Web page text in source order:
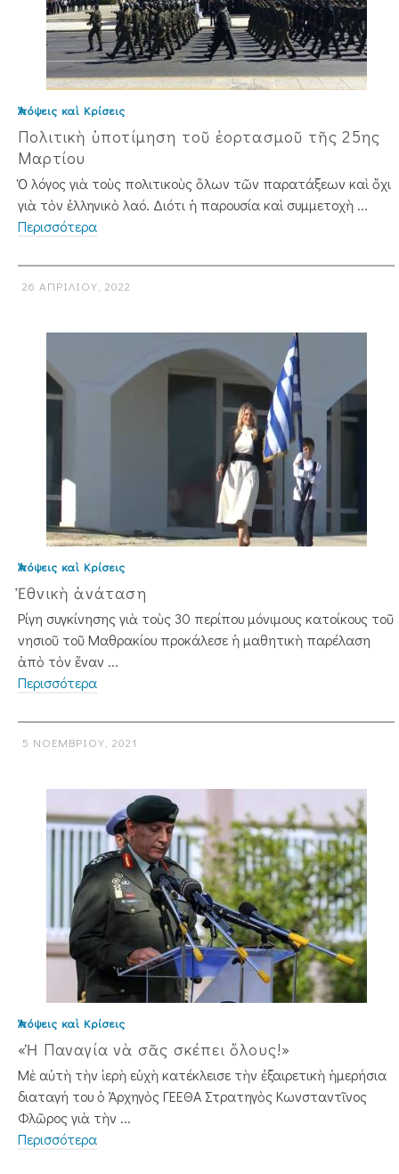
Ἀπόψεις καὶ Κρίσεις
Πολιτικὴ ὑποτίμηση τοῦ ἑορτασμοῦ τῆς 25ης
Μαρτίου
Ὁ λόγος γιὰ τοὺς πολιτικοὺς ὅλων τῶν παρατάξεων καὶ ὄχι
γιὰ τὸν ἑλληνικὸ λαό. Διότι ἡ παρουσία καὶ συμμετοχὴ ...
Περισσότερα
26 ΑΠΡΙΛΊΟΥ, 2022
Ἀπόψεις καὶ Κρίσεις
Ἐθνικὴ ἀνάταση
Ρίγη συγκίνησης γιὰ τοὺς 30 περίπου μόνιμους κατοίκους τοῦ
νησιοῦ τοῦ Μαθρακίου προκάλεσε ἡ μαθητικὴ παρέλα­ση
ἀπὸ τὸν ἕναν ...
Περισσότερα
5 ΝΟΕΜΒΡΊΟΥ, 2021
Ἀπόψεις καὶ Κρίσεις
«Ἡ Παναγία νὰ σᾶς σκέπει ὅλους!»
Μὲ αὐτὴ τὴν ἱερὴ εὐχὴ κατέκλεισε τὴν ἐξαιρετικὴ ἡμερήσια
διαταγή του ὁ Ἀρχηγὸς ΓΕΕΘΑ Στρατηγὸς Κωνσταν­τῖνος
Φλῶρος γιὰ τὴν ...
Περισσότερα